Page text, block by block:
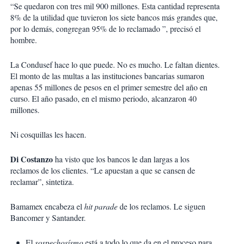
“Se quedaron con tres mil 900 millones. Esta cantidad representa
8% de la utilidad que tuvieron los siete bancos más grandes que,
por lo demás, congregan 95% de lo reclamado ”, precisó el
hombre.
La Condusef hace lo que puede. No es mucho. Le faltan dientes.
El monto de las multas a las instituciones bancarias sumaron
apenas 55 millones de pesos en el primer semestre del año en
curso. El año pasado, en el mismo periodo, alcanzaron 40
millones.
Ni cosquillas les hacen.
Di Costanzoha visto que los bancos le dan largas a los
reclamos de los clientes. “Le apuestan a que se cansen de
reclamar”, sintetiza.
Bamamex encabeza el hit paradede los reclamos. Le siguen
Bancomer y Santander.